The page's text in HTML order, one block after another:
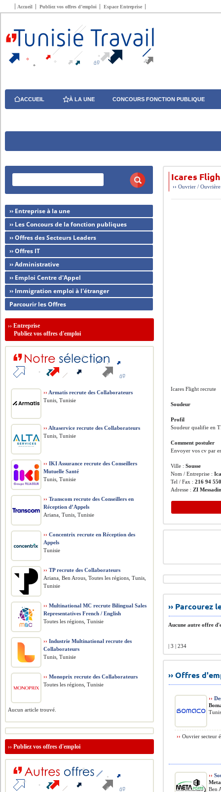
Accueil Publiez vos offres d’emploi Espace Entreprise
ACCUEIL À LA UNE CONCOURS FONCTION PUBLIQUE
Icares
››Ouvrier / Ouvrière
Icares Flight recrute
Soudeur
Profil
Soudeur qualifie en
Comment postuler
Envoyer vos cv par
Ville :Sousse
Nom / Entreprise :
Tel / Fax :216 94
Adresse :ZI
››
Aucune autre offre
| 3 | 234
›› Offres
››
›› Ouvrier secteur
››
Ben
›› Entreprise à la une
›› Les Concours de la fonction publiques
›› Offres des Secteurs Leaders
›› Offres IT
›› Administrative
›› Emploi Centre d'Appel
›› Immigration emploi à l'étranger
Parcourir les Offres
››Entreprise
Publiez vos offres d'emploi
›› Armatis recrute des Collaborateurs
Tunis, Tunisie
›› Altaservice recrute des Collaborateurs
Tunis, Tunisie
›› IKI Assurance recrute des Conseillers
Mutuelle Santé
Tunis, Tunisie
›› Transcom recrute des Conseillers en
Réception d’Appels
Ariana, Tunis, Tunisie
›› Concentrix recrute en Réception des
Appels
Tunisie
›› TP recrute des Collaborateurs
Ariana, Ben Arous, Toutes les régions, Tunis,
Tunisie
›› Multinational MC recrute Bilingual Sales
Representatives French / English
Toutes les régions, Tunisie
›› Industrie Multinational recrute des
Collaborateurs
Tunis, Tunisie
›› Monoprix recrute des Collaborateurs
Toutes les régions, Tunisie
Aucun article trouvé.
››Publiez vos offres d'emploi